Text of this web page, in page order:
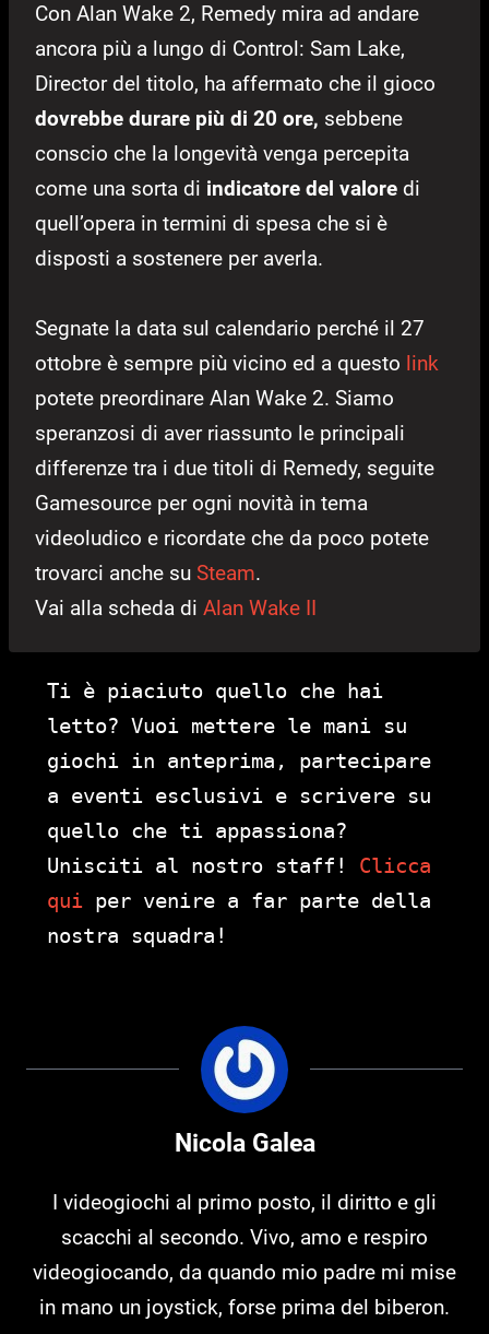
Con Alan Wake 2, Remedy mira ad andare
ancora più a lungo di Control: Sam Lake,
Director del titolo, ha affermato che il gioco
dovrebbe durare più di 20 ore, sebbene
conscio che la longevità venga percepita
come una sorta di indicatore del valore di
quell’opera in termini di spesa che si è
disposti a sostenere per averla.
Segnate la data sul calendario perché il 27
ottobre è sempre più vicino ed a questo link
potete preordinare Alan Wake 2. Siamo
speranzosi di aver riassunto le principali
differenze tra i due titoli di Remedy, seguite
Gamesource per ogni novità in tema
videoludico e ricordate che da poco potete
trovarci anche su Steam.
Vai alla scheda di Alan Wake II
Ti è piaciuto quello che hai
letto? Vuoi mettere le mani su
giochi in anteprima, partecipare
a eventi esclusivi e scrivere su
quello che ti appassiona?
Unisciti al nostro staff! Clicca
qui per venire a far parte della
nostra squadra!
Nicola Galea
I videogiochi al primo posto, il diritto e gli
scacchi al secondo. Vivo, amo e respiro
videogiocando, da quando mio padre mi mise
in mano un joystick, forse prima del biberon.